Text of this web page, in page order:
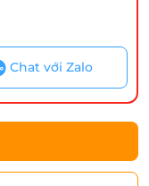
Chat với Zalo